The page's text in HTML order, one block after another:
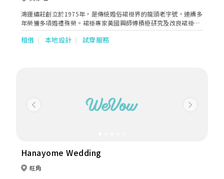
鴻運繡莊創立於1975年，是傳統婚俗裙褂界的龍頭老字號，連續多
年榮獲多項婚禮殊榮。裙褂專家黃國興師傅積極研究及改良裙褂款
式，於剪裁上加入極佳修身，高領富現代感的造型；在款式上採用
了更多五彩十色的頂級繡花線及釘上水晶，務求令裙褂色彩更鮮
租借 本地設計 試穿服務
Previous Next
Hanayome Wedding
旺角